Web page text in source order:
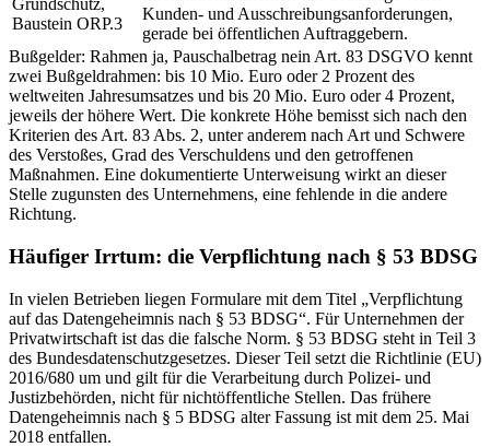
Grundschutz,
Baustein ORP.3
Kunden- und Ausschreibungsanforderungen,
gerade bei öffentlichen Auftraggebern.
Bußgelder: Rahmen ja, Pauschalbetrag nein Art. 83 DSGVO kennt
zwei Bußgeldrahmen: bis 10 Mio. Euro oder 2 Prozent des
weltweiten Jahresumsatzes und bis 20 Mio. Euro oder 4 Prozent,
jeweils der höhere Wert. Die konkrete Höhe bemisst sich nach den
Kriterien des Art. 83 Abs. 2, unter anderem nach Art und Schwere
des Verstoßes, Grad des Verschuldens und den getroffenen
Maßnahmen. Eine dokumentierte Unterweisung wirkt an dieser
Stelle zugunsten des Unternehmens, eine fehlende in die andere
Richtung.
Häufiger Irrtum: die Verpflichtung nach § 53 BDSG
In vielen Betrieben liegen Formulare mit dem Titel „Verpflichtung
auf das Datengeheimnis nach § 53 BDSG“. Für Unternehmen der
Privatwirtschaft ist das die falsche Norm. § 53 BDSG steht in Teil 3
des Bundesdatenschutzgesetzes. Dieser Teil setzt die Richtlinie (EU)
2016/680 um und gilt für die Verarbeitung durch Polizei- und
Justizbehörden, nicht für nichtöffentliche Stellen. Das frühere
Datengeheimnis nach § 5 BDSG alter Fassung ist mit dem 25. Mai
2018 entfallen.